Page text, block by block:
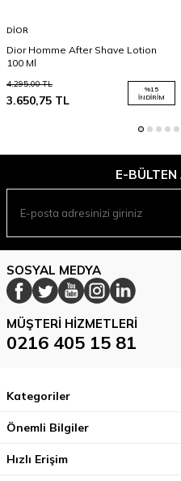
DIOR
Dior Homme After Shave Lotion
100 Ml
4.295,00TL
3.650,75 TL
%15
İNDIRIM
E-BÜLTEN
SOSYAL MEDYA
MÜŞTERI HIZMETLERI
0216 405 15 81
Kategoriler
Önemli Bilgiler
Hızlı Erişim